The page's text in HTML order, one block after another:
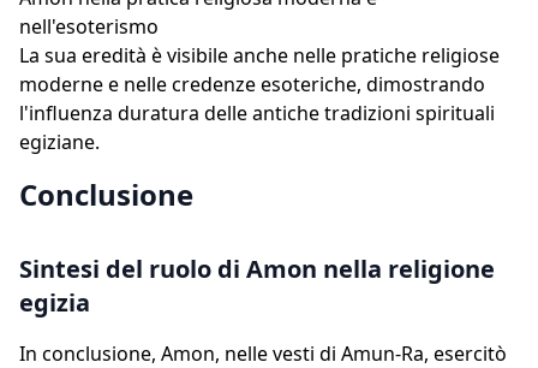
nell'esoterismo
La sua eredità è visibile anche nelle pratiche religiose
moderne e nelle credenze esoteriche, dimostrando
l'influenza duratura delle antiche tradizioni spirituali
egiziane.
Conclusione
Sintesi del ruolo di Amon nella religione
egizia
In conclusione, Amon, nelle vesti di Amun-Ra, esercitò